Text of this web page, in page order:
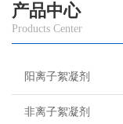
产品中心
Products Center
阳离子絮凝剂
非离子絮凝剂